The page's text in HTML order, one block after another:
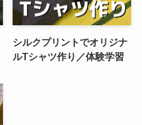
シルクプリントでオリジナ
ルTシャツ作り／体験学習